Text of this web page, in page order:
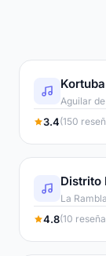
Kortuba
Aguilar
3.4(150
Distrito
La Rambla
4.8(10